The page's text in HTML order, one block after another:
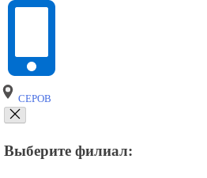
СЕРОВ
Выберите филиал: